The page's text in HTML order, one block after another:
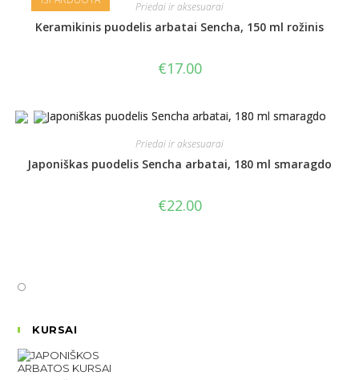
Priedai ir aksesuarai
Keramikinis puodelis arbatai Sencha, 150 ml rožinis
€17.00
Priedai ir aksesuarai
Japoniškas puodelis Sencha arbatai, 180 ml smaragdo
€22.00
KURSAI